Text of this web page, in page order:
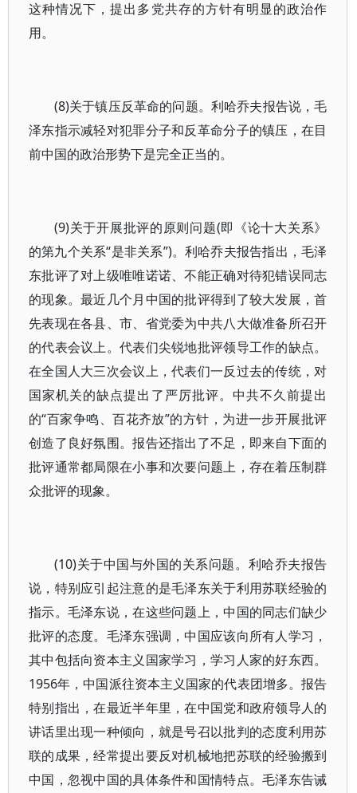
这种情况下，提出多党共存的方针有明显的政治作
用。
(8)关于镇压反革命的问题。利哈乔夫报告说，毛
泽东指示减轻对犯罪分子和反革命分子的镇压，在目
前中国的政治形势下是完全正当的。
(9)关于开展批评的原则问题(即《论十大关系》
的第九个关系“是非关系”)。利哈乔夫报告指出，毛泽
东批评了对上级唯唯诺诺、不能正确对待犯错误同志
的现象。最近几个月中国的批评得到了较大发展，首
先表现在各县、市、省党委为中共八大做准备所召开
的代表会议上。代表们尖锐地批评领导工作的缺点。
在全国人大三次会议上，代表们一反过去的传统，对
国家机关的缺点提出了严厉批评。中共不久前提出
的“百家争鸣、百花齐放”的方针，为进一步开展批评
创造了良好氛围。报告还指出了不足，即来自下面的
批评通常都局限在小事和次要问题上，存在着压制群
众批评的现象。
(10)关于中国与外国的关系问题。利哈乔夫报告
说，特别应引起注意的是毛泽东关于利用苏联经验的
指示。毛泽东说，在这些问题上，中国的同志们缺少
批评的态度。毛泽东强调，中国应该向所有人学习，
其中包括向资本主义国家学习，学习人家的好东西。
1956年，中国派往资本主义国家的代表团增多。报告
特别指出，在最近半年里，在中国党和政府领导人的
讲话里出现一种倾向，就是号召以批判的态度利用苏
联的成果，经常提出要反对机械地把苏联的经验搬到
中国，忽视中国的具体条件和国情特点。毛泽东告诫